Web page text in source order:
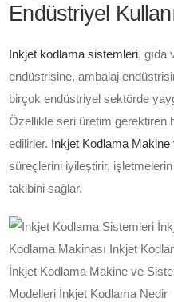
Endüstriyel
Inkjet kodlama sistemleri, gıda
endüstrisine, ambalaj
birçok endüstriyel sektörde
Özellikle seri üretim gerektiren
edilirler. Inkjet Kodlama
süreçlerini iyileştirir,
takibini sağlar.